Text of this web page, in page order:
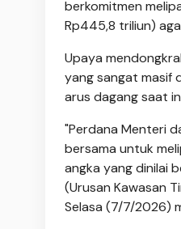
berkomitmen
Rp445,8 triliun)
Upaya
yang sangat masif
arus dagang saat
"Perdana Menteri
bersama untuk
angka yang dinilai
(Urusan Kawasan
Selasa (7/7/2026)